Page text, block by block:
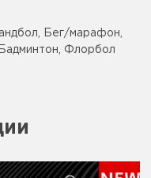
Бег/марафон,
Флорбол